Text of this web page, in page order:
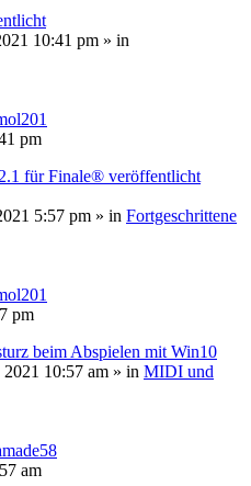
10:41 pm » in
pm
für Finale® veröffentlicht
5:57 pm » in Fortgeschrittene
pm
beim Abspielen mit Win10
2021 10:57 am » in MIDI und
am